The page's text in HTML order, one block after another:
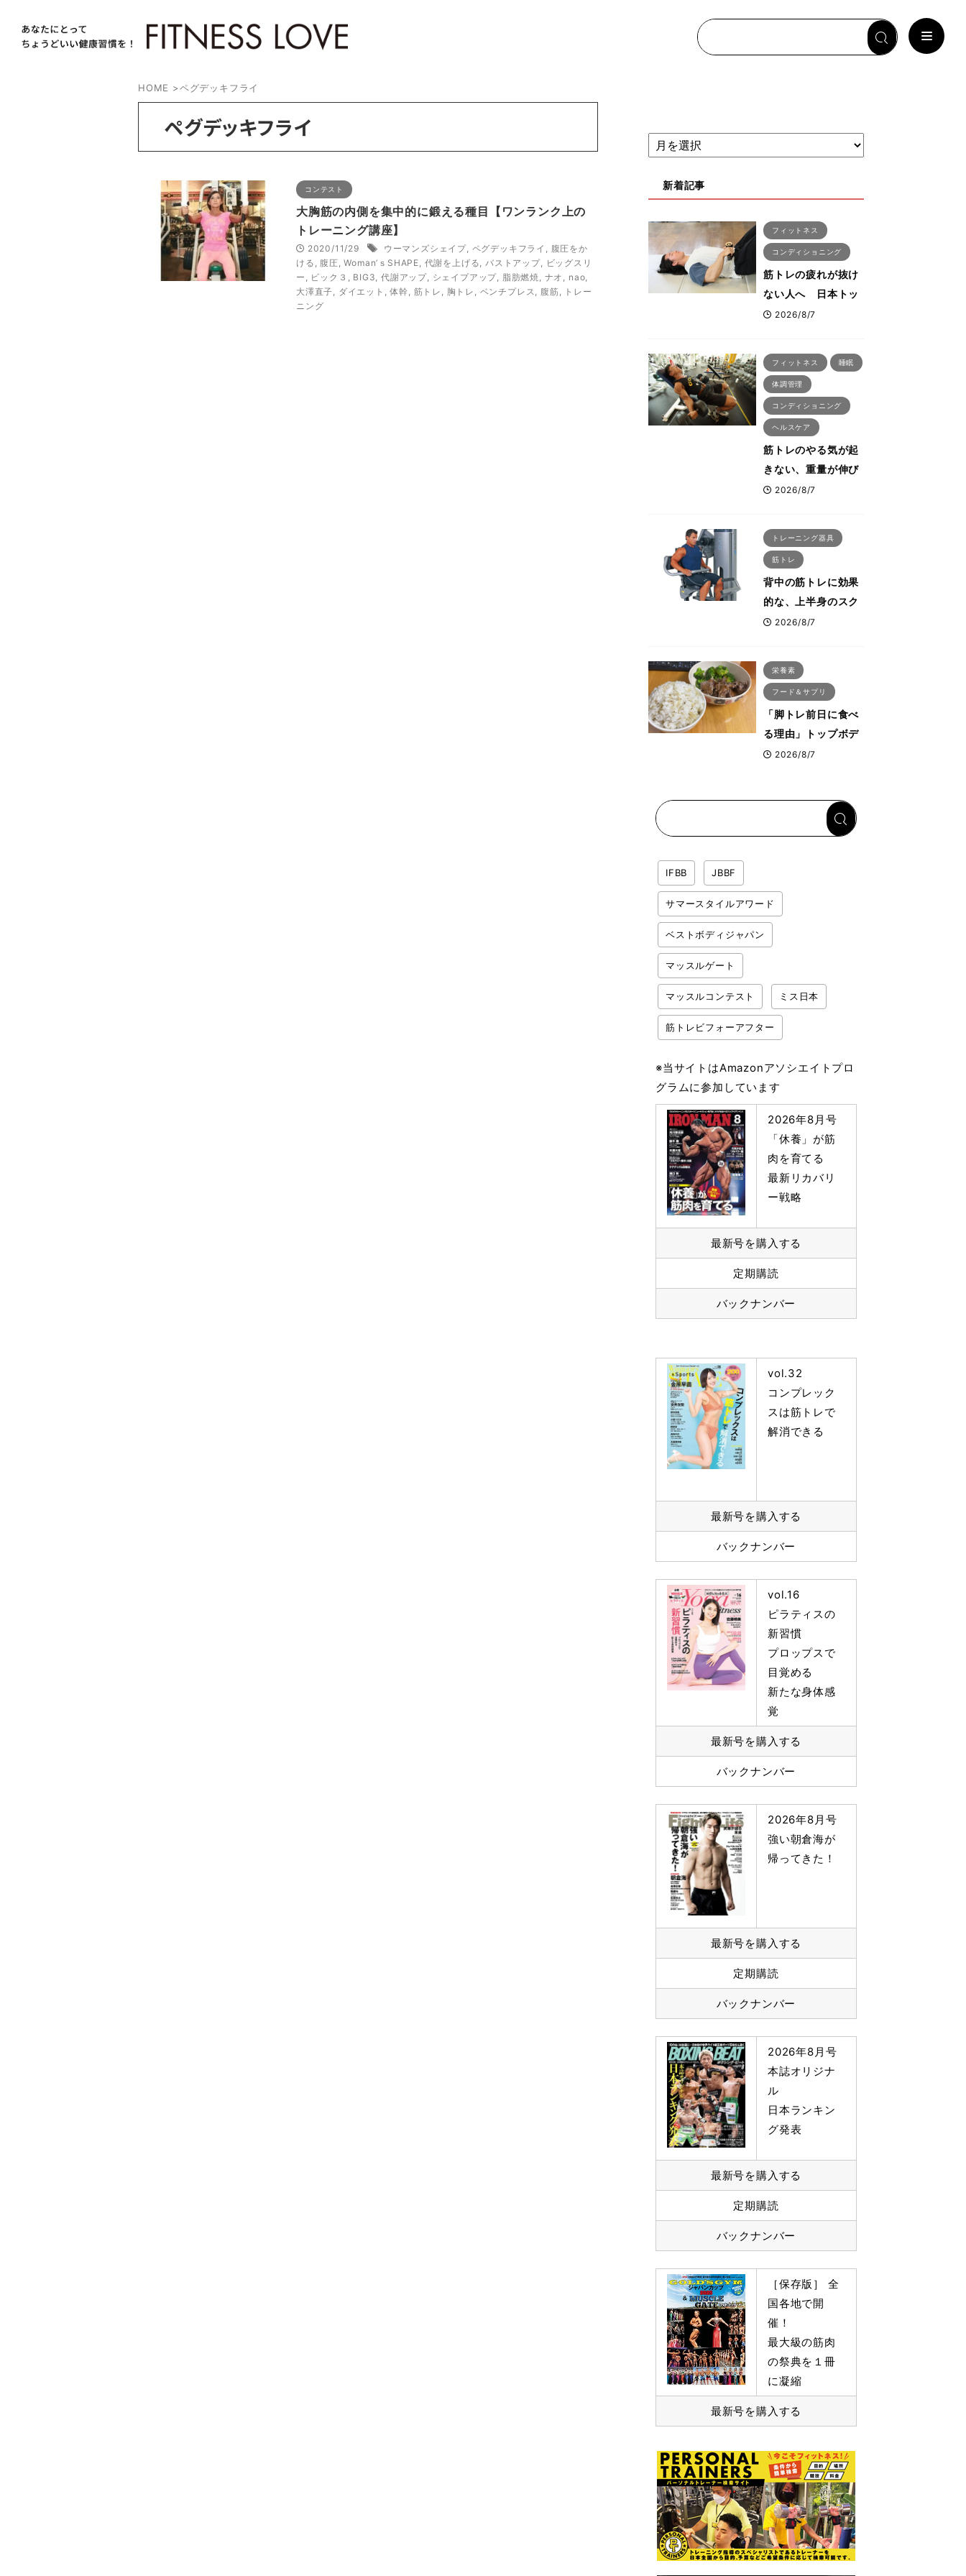
HOME >ペグデッキフライ
ペグデッキフライ
コンテスト
大胸筋の内側を集中的に鍛える種目【ワンランク上の
トレーニング講座】
2020/11/29 ウーマンズシェイプ, ペグデッキフライ , 腹圧をか
ける , 腹圧,Woman’ｓSHAPE, 代謝を上げる,バストアップ, ビッグスリ
ー , ビック３ , BIG3,代謝アップ, シェイプアップ, 脂肪燃焼, ナオ , nao,
大澤直子, ダイエット ,体幹, 筋トレ , 胸トレ , ベンチプレス, 腹筋, トレー
ニング
新着記事
フィットネス
コンディショニング
筋トレの疲れが抜け
ない人へ 日本トッ
プボディビルダー・
る「回復習慣」
2026/8/7
フィットネス 睡眠
体調管理
コンディショニング
ヘルスケア
筋トレのやる気が起
きない、重量が伸び
ない ボディビル世
える食事・睡眠・呼
吸の整え方
2026/8/7
トレーニング器具
筋トレ
背中の筋トレに効果
的な、上半身のスク
ワットとも言われた
ス・プルオーバーマ
シン”とは？
2026/8/7
栄養素
フード＆サプリ
「脚トレ前日に食べ
る理由」トップボデ
ィビルダーが愛用す
2026/8/7
IFBB JBBF
サマースタイルアワード
ベストボディジャパン
マッスルゲート
マッスルコンテスト ミス日本
筋トレビフォーアフター
※当サイトはAmazonアソシエイトプロ
グラムに参加しています
2026年8月号
「休養」が筋
肉を育てる
最新リカバリ
ー戦略
最新号を購入する
定期購読
バックナンバー
vol.32
コンプレック
スは筋トレで
解消できる
最新号を購入する
バックナンバー
vol.16
ピラティスの
新習慣
プロップスで
目覚める
新たな身体感
覚
最新号を購入する
バックナンバー
2026年8月号
強い朝倉海が
帰ってきた！
最新号を購入する
定期購読
バックナンバー
2026年8月号
本誌オリジナ
ル
日本ランキン
グ発表
最新号を購入する
定期購読
バックナンバー
［保存版］ 全
国各地で開
催！
最大級の筋肉
の祭典を１冊
に凝縮
最新号を購入する